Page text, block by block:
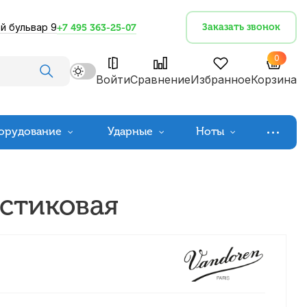
бульвар 9+7 495 363-25-07 Заказать звонок
ВойтиСравнениеИзбранное
0
Корзина
Ударные Ноты